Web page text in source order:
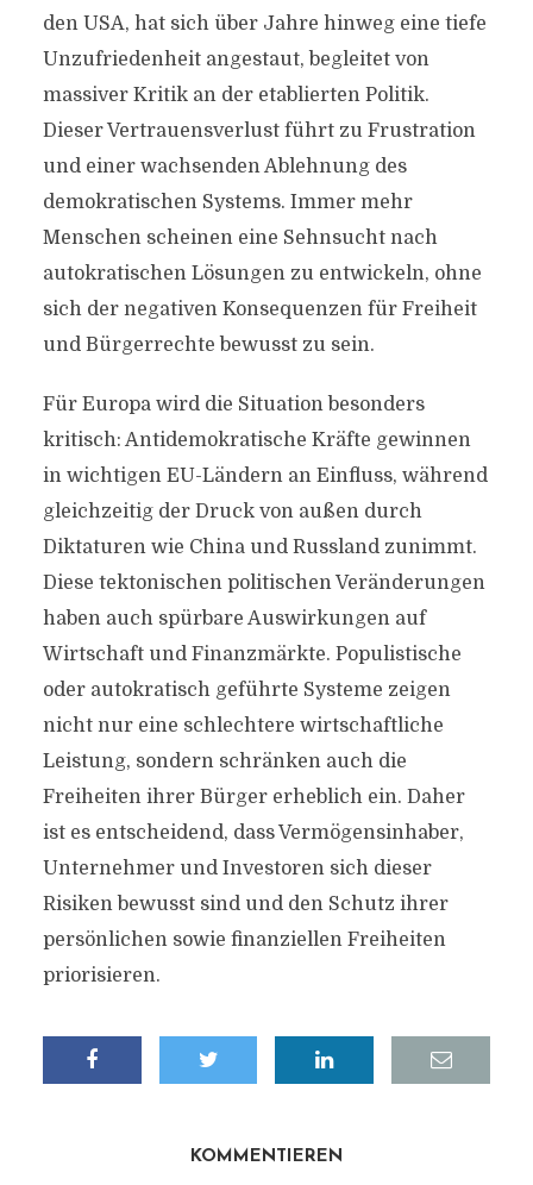
den USA, hat sich über Jahre hinweg eine tiefe
Unzufriedenheit angestaut, begleitet von
massiver Kritik an der etablierten Politik.
Dieser Vertrauensverlust führt zu Frustration
und einer wachsenden Ablehnung des
demokratischen Systems. Immer mehr
Menschen scheinen eine Sehnsucht nach
autokratischen Lösungen zu entwickeln, ohne
sich der negativen Konsequenzen für Freiheit
und Bürgerrechte bewusst zu sein.
Für Europa wird die Situation besonders
kritisch: Antidemokratische Kräfte gewinnen
in wichtigen EU-Ländern an Einfluss, während
gleichzeitig der Druck von außen durch
Diktaturen wie China und Russland zunimmt.
Diese tektonischen politischen Veränderungen
haben auch spürbare Auswirkungen auf
Wirtschaft und Finanzmärkte. Populistische
oder autokratisch geführte Systeme zeigen
nicht nur eine schlechtere wirtschaftliche
Leistung, sondern schränken auch die
Freiheiten ihrer Bürger erheblich ein. Daher
ist es entscheidend, dass Vermögensinhaber,
Unternehmer und Investoren sich dieser
Risiken bewusst sind und den Schutz ihrer
persönlichen sowie finanziellen Freiheiten
priorisieren.
KOMMENTIEREN